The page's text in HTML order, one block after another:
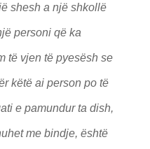
shesh a një shkollë
personi që ka
të vjen të pyesësh se
këtë ai person po të
e pamundur ta dish,
me bindje, është